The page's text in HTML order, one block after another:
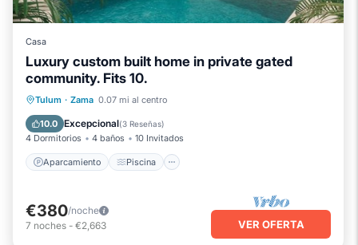
Casa
Luxury custom built home in private gated
community. Fits 10.
Tulum · Zama 0.07 mi al centro
10.0 Excepcional(3 Reseñas)
4 Dormitorios 4 baños 10 Invitados
Aparcamiento Piscina
Aparcamiento
Balcón/Terraza
€380/noche
7 noches - €2,663 VER OFERTA